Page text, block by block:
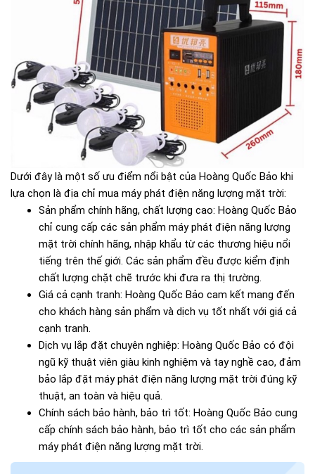
Dưới đây là một số ưu điểm nổi bật của Hoàng Quốc Bảo khi
lựa chọn là địa chỉ mua máy phát điện năng lượng mặt trời:
Sản phẩm chính hãng, chất lượng cao: Hoàng Quốc Bảo
chỉ cung cấp các sản phẩm máy phát điện năng lượng
mặt trời chính hãng, nhập khẩu từ các thương hiệu nổi
tiếng trên thế giới. Các sản phẩm đều được kiểm định
chất lượng chặt chẽ trước khi đưa ra thị trường.
Giá cả cạnh tranh: Hoàng Quốc Bảo cam kết mang đến
cho khách hàng sản phẩm và dịch vụ tốt nhất với giá cả
cạnh tranh.
Dịch vụ lắp đặt chuyên nghiệp: Hoàng Quốc Bảo có đội
ngũ kỹ thuật viên giàu kinh nghiệm và tay nghề cao, đảm
bảo lắp đặt máy phát điện năng lượng mặt trời đúng kỹ
thuật, an toàn và hiệu quả.
Chính sách bảo hành, bảo trì tốt: Hoàng Quốc Bảo cung
cấp chính sách bảo hành, bảo trì tốt cho các sản phẩm
máy phát điện năng lượng mặt trời.